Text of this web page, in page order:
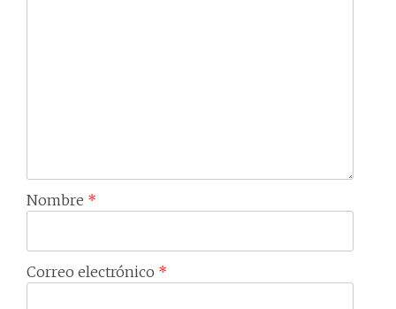
Nombre *
Correo electrónico *